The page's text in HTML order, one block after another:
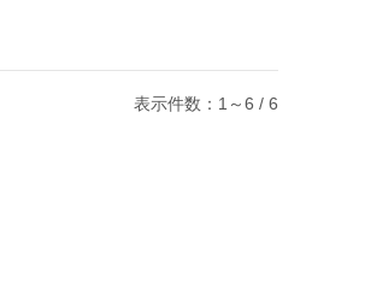
表示件数：1～6 / 6